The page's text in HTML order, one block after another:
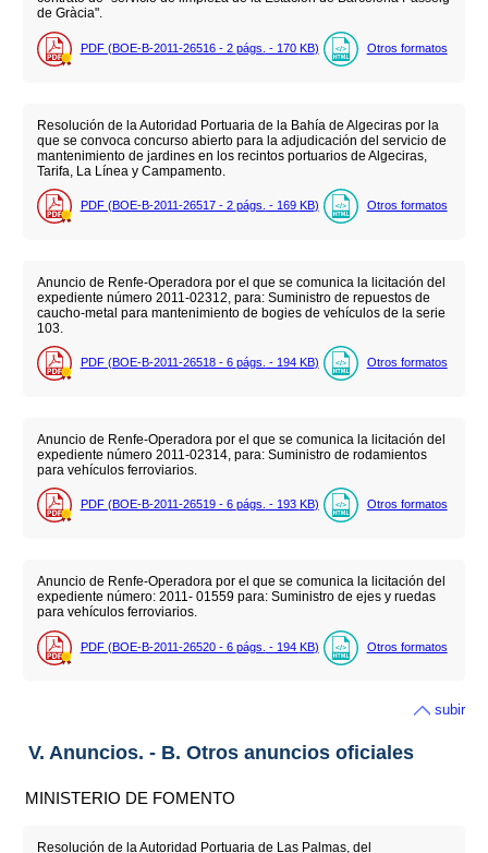
de Gràcia".
PDF (BOE-B-2011-26516 - 2 págs. - 170 KB) Otros formatos
Resolución de la Autoridad Portuaria de la Bahía de Algeciras por la
que se convoca concurso abierto para la adjudicación del servicio de
mantenimiento de jardines en los recintos portuarios de Algeciras,
Tarifa, La Línea y Campamento.
PDF (BOE-B-2011-26517 - 2 págs. - 169 KB) Otros formatos
Anuncio de Renfe-Operadora por el que se comunica la licitación del
expediente número 2011-02312, para: Suministro de repuestos de
caucho-metal para mantenimiento de bogies de vehículos de la serie
103.
PDF (BOE-B-2011-26518 - 6 págs. - 194 KB) Otros formatos
Anuncio de Renfe-Operadora por el que se comunica la licitación del
expediente número 2011-02314, para: Suministro de rodamientos
para vehículos ferroviarios.
PDF (BOE-B-2011-26519 - 6 págs. - 193 KB) Otros formatos
Anuncio de Renfe-Operadora por el que se comunica la licitación del
expediente número: 2011- 01559 para: Suministro de ejes y ruedas
para vehículos ferroviarios.
PDF (BOE-B-2011-26520 - 6 págs. - 194 KB) Otros formatos
subir
V. Anuncios. - B. Otros anuncios oficiales
MINISTERIO DE FOMENTO
Resolución de la Autoridad Portuaria de Las Palmas, del